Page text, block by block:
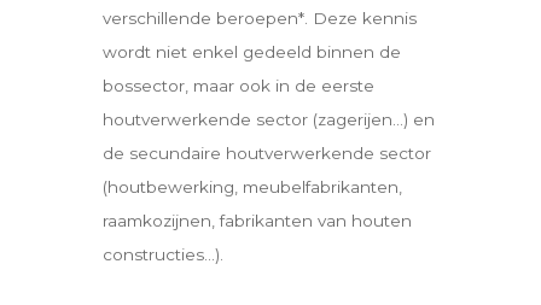
verschillende beroepen*. Deze kennis
wordt niet enkel gedeeld binnen de
bossector, maar ook in de eerste
houtverwerkende sector (zagerijen…) en
de secundaire houtverwerkende sector
(houtbewerking, meubelfabrikanten,
raamkozijnen, fabrikanten van houten
constructies…).